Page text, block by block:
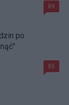
89
po
85